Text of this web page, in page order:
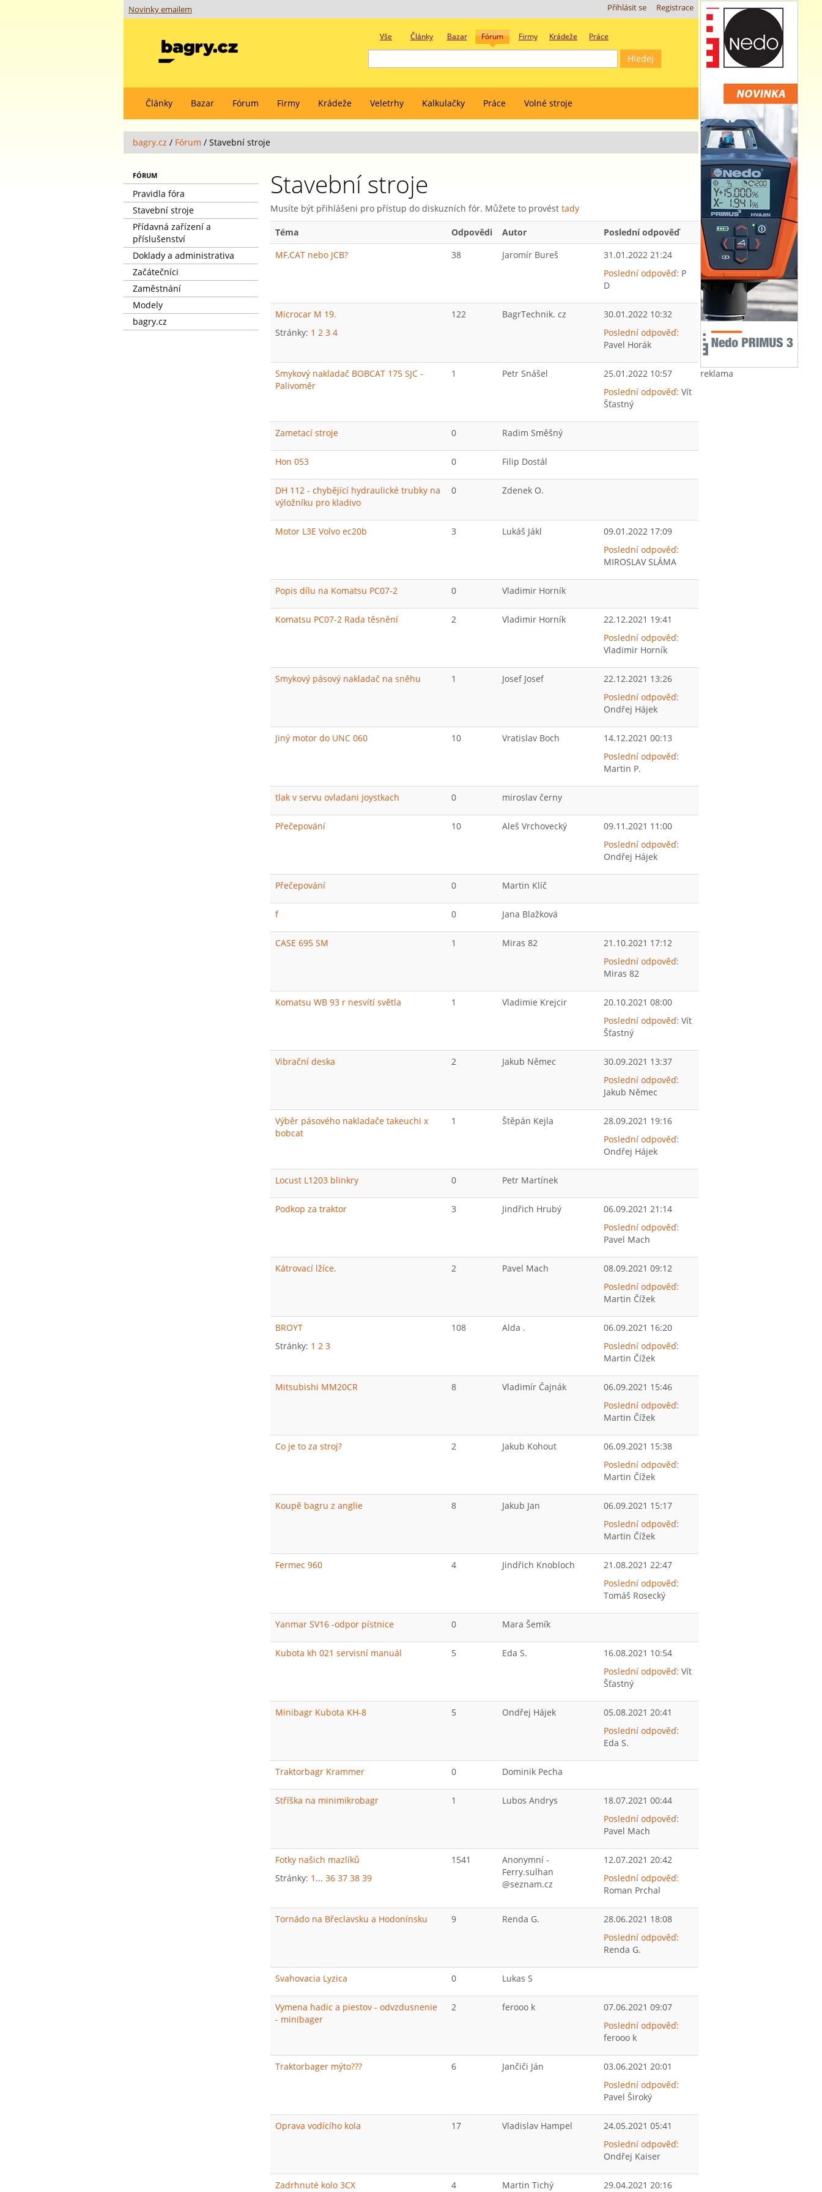
reklama
Novinky emailem Registrace
Přihlásit se
Vše Články Bazar Fórum Firmy Krádeže Práce
Články Bazar Fórum Firmy Krádeže Veletrhy Kalkulačky Práce Volné stroje
bagry.cz / Fórum / Stavební stroje
FÓRUM
Pravidla fóra
Stavební stroje
Přídavná zařízení a
příslušenství
Doklady a administrativa
Začátečníci
Zaměstnání
Modely
bagry.cz
Stavební stroje
Musíte být přihlášeni pro přístup do diskuzních fór. Můžete to provést tady
Téma Odpovědi Autor
Poslední odpověď
MF,CAT nebo JCB?
38 Jaromír Bureš
31.01.2022 21:24
Poslední odpověď: P
D
Microcar M 19.
Stránky: 1 2 3 4
122 BagrTechnik. cz
30.01.2022 10:32
Poslední odpověď:
Pavel Horák
Smykový nakladač BOBCAT 175 SJC -
Palivoměr
1 Petr Snášel
25.01.2022 10:57
Poslední odpověď: Vít
Šťastný
Zametací stroje 0 Radim Směšný
Hon 053 0 Filip Dostál
DH 112 - chybějící hydraulické trubky na
výložníku pro kladivo
0 Zdenek O.
Motor L3E Volvo ec20b 3 Lukáš Jákl
09.01.2022 17:09
Poslední odpověď:
MIROSLAV SLÁMA
Popis dílu na Komatsu PC07-2 0 Vladimir Horník
Komatsu PC07-2 Rada těsnění 2 Vladimir Horník
22.12.2021 19:41
Poslední odpověď:
Vladimir Horník
Smykový pásový nakladač na sněhu 1 Josef Josef
22.12.2021 13:26
Poslední odpověď:
Ondřej Hájek
Jiný motor do UNC 060 10 Vratislav Boch
14.12.2021 00:13
Poslední odpověď:
Martin P.
tlak v servu ovladani joystkach 0 miroslav černy
Přečepování 10 Aleš Vrchovecký
09.11.2021 11:00
Poslední odpověď:
Ondřej Hájek
Přečepování 0 Martin Klíč
f 0 Jana Blažková
CASE 695 SM 1 Miras 82
21.10.2021 17:12
Poslední odpověď:
Miras 82
Komatsu WB 93 r nesvítí světla 1 Vladimie Krejcir
20.10.2021 08:00
Poslední odpověď: Vít
Šťastný
Vibrační deska 2 Jakub Němec
30.09.2021 13:37
Poslední odpověď:
Jakub Němec
Výběr pásového nakladače takeuchi x
bobcat
1 Štěpán Kejla
28.09.2021 19:16
Poslední odpověď:
Ondřej Hájek
Locust L1203 blinkry 0 Petr Martínek
Podkop za traktor 3 Jindřich Hrubý
06.09.2021 21:14
Poslední odpověď:
Pavel Mach
Kátrovací lžíce. 2 Pavel Mach
08.09.2021 09:12
Poslední odpověď:
Martin Čížek
BROYT
Stránky: 1 2 3
108 Alda .
06.09.2021 16:20
Poslední odpověď:
Martin Čížek
Mitsubishi MM20CR 8 Vladimír Čajnák
06.09.2021 15:46
Poslední odpověď:
Martin Čížek
Co je to za stroj? 2 Jakub Kohout
06.09.2021 15:38
Poslední odpověď:
Martin Čížek
Koupě bagru z anglie 8 Jakub Jan
06.09.2021 15:17
Poslední odpověď:
Martin Čížek
Fermec 960 4 Jindřich Knobloch
21.08.2021 22:47
Poslední odpověď:
Tomáš Rosecký
Yanmar SV16 -odpor pístnice 0 Mara Šemík
Kubota kh 021 servisní manuál 5 Eda S.
16.08.2021 10:54
Poslední odpověď: Vít
Šťastný
Minibagr Kubota KH-8 5 Ondřej Hájek
05.08.2021 20:41
Poslední odpověď:
Eda S.
Traktorbagr Krammer 0 Dominik Pecha
Stříška na minimikrobagr 1 Lubos Andrys
18.07.2021 00:44
Poslední odpověď:
Pavel Mach
Fotky našich mazlíků
Stránky: 1 ... 36 37 38 39
1541
Anonymní -
Ferry.sulhan
@seznam.cz
12.07.2021 20:42
Poslední odpověď:
Roman Prchal
Tornádo na Břeclavsku a Hodonínsku 9 Renda G.
28.06.2021 18:08
Poslední odpověď:
Renda G.
Svahovacia Lyzica 0 Lukas S
Vymena hadic a piestov - odvzdusnenie
- minibager
2 ferooo k
07.06.2021 09:07
Poslední odpověď:
ferooo k
Traktorbager mýto??? 6 Jančiči Ján
03.06.2021 20:01
Poslední odpověď:
Pavel Široký
Oprava vodícího kola 17 Vladislav Hampel
24.05.2021 05:41
Poslední odpověď:
Ondřej Kaiser
Zadrhnuté kolo 3CX 4 Martin Tichý 29.04.2021 20:16